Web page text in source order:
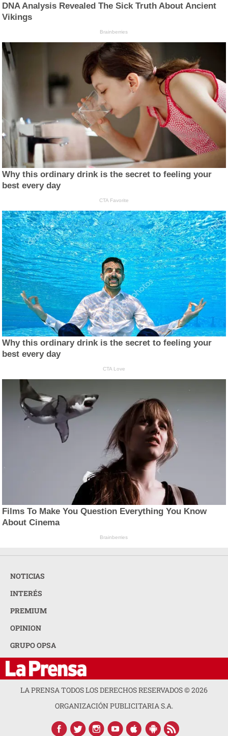
DNA Analysis Revealed The Sick Truth About Ancient
Vikings
Brainberries
Why this ordinary drink is the secret to feeling your
best every day
CTA Favorite
Why this ordinary drink is the secret to feeling your
best every day
CTA Love
Films To Make You Question Everything You Know
About Cinema
Brainberries
NOTICIAS
INTERÉS
PREMIUM
OPINION
GRUPO OPSA
LA PRENSA TODOS LOS DERECHOS RESERVADOS ©2026
ORGANIZACIÓN PUBLICITARIA S.A.